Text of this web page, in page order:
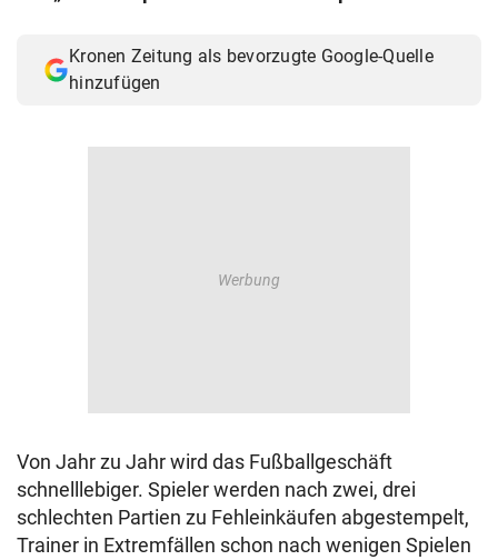
Kronen Zeitung als bevorzugte Google-Quelle
hinzufügen
Von Jahr zu Jahr wird das Fußballgeschäft
schnelllebiger. Spieler werden nach zwei, drei
schlechten Partien zu Fehleinkäufen abgestempelt,
Trainer in Extremfällen schon nach wenigen Spielen